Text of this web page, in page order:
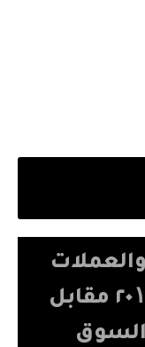
اليوم الجمعة ٨-۱٢-٢٠۱٧ مقابل
السوق